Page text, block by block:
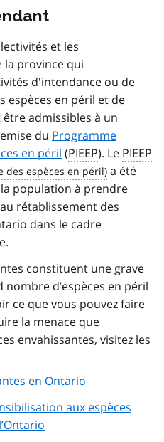
et les
province qui
d'intendance ou de
espèces en péril et de
admissibles à un
du Programme
en péril (PIEEP). Le PIEEP
a été
population à prendre
rétablissement des
dans le cadre
constituent une grave
d’espèces en péril
ce que vous pouvez faire
la menace que
envahissantes, visitez les
en Ontario
aux espèces